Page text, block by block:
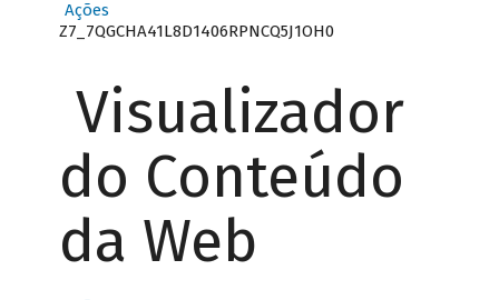
Ações
Z7_7QGCHA41L8D1406RPNCQ5J1OH0
Visualizador
do Conteúdo
da Web